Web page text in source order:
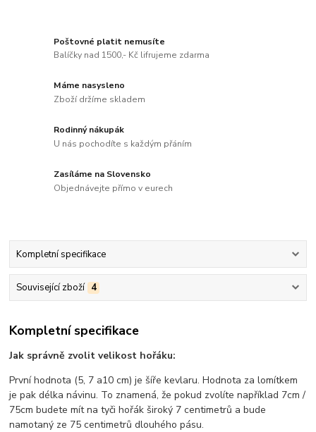
Poštovné platit nemusíte
Balíčky nad 1500,- Kč lifrujeme zdarma
Máme nasysleno
Zboží držíme skladem
Rodinný nákupák
U nás pochodíte s každým přáním
Zasíláme na Slovensko
Objednávejte přímo v eurech
Kompletní specifikace
Související zboží 4
Kompletní specifikace
Jak správně zvolit velikost hořáku:
První hodnota (5, 7 a10 cm) je šíře kevlaru. Hodnota za lomítkem
je pak délka návinu. To znamená, že pokud zvolíte například 7cm /
75cm budete mít na tyči hořák široký 7 centimetrů a bude
namotaný ze 75 centimetrů dlouhého pásu.